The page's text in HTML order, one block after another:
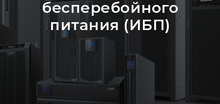
бесперебойного
питания (ИБП)